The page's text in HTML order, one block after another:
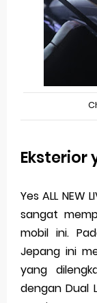
Eksterior
Yes ALL NEW
sangat
mobil ini.
Jepang ini
yang
dengan Dual